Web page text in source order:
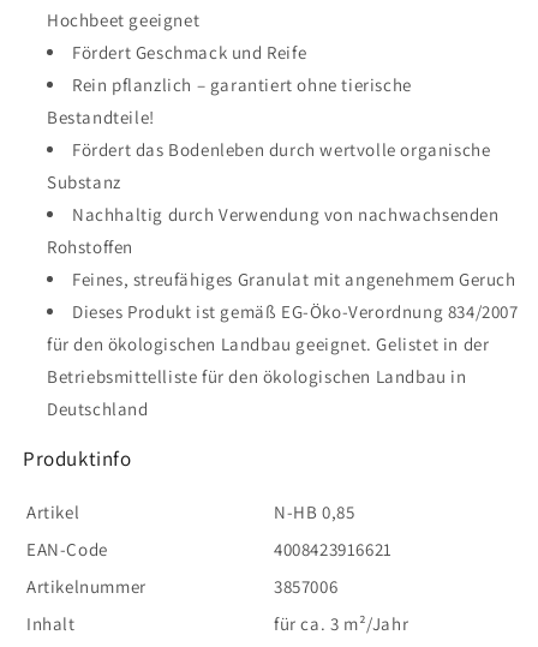
Hochbeet geeignet
Fördert Geschmack und Reife
Rein pflanzlich – garantiert ohne tierische
Bestandteile!
Fördert das Bodenleben durch wertvolle organische
Substanz
Nachhaltig durch Verwendung von nachwachsenden
Rohstoffen
Feines, streufähiges Granulat mit angenehmem Geruch
Dieses Produkt ist gemäß EG-Öko-Verordnung 834/2007
für den ökologischen Landbau geeignet. Gelistet in der
Betriebsmittelliste für den ökologischen Landbau in
Deutschland
Produktinfo
Artikel
N-HB 0,85
EAN-Code
4008423916621
Artikelnummer
3857006
Inhalt
für ca. 3 m²/Jahr